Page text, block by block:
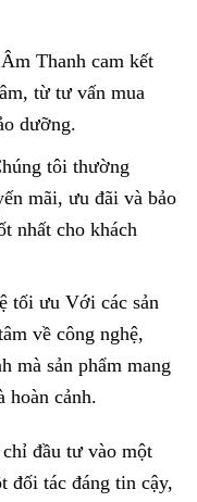
Thanh cam kết
từ tư vấn mua
dưỡng.
tôi thường
mãi, ưu đãi và bảo
nhất cho khách
tối ưu Với các sản
về công nghệ,
mà sản phẩm mang
hoàn cảnh.
đầu tư vào một
đối tác đáng tin cậy,